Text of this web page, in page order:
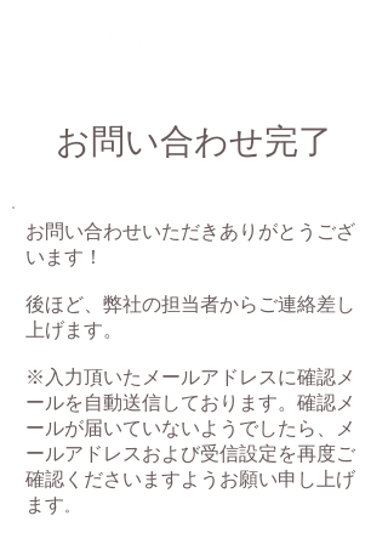
お問い合わせ完了
お問い合わせいただきありがとうござ
います！
後ほど、弊社の担当者からご連絡差し
上げます。
※入力頂いたメールアドレスに確認メ
ールを自動送信しております。確認メ
ールが届いていないようでしたら、メ
ールアドレスおよび受信設定を再度ご
確認くださいますようお願い申し上げ
ます。